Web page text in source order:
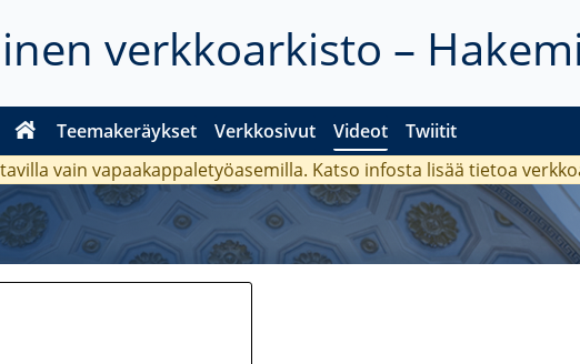
verkkoarkisto –
Teemakeräykset Verkkosivut Videot Twiitit
vain vapaakappaletyöasemilla. Katso infosta lisää tietoa